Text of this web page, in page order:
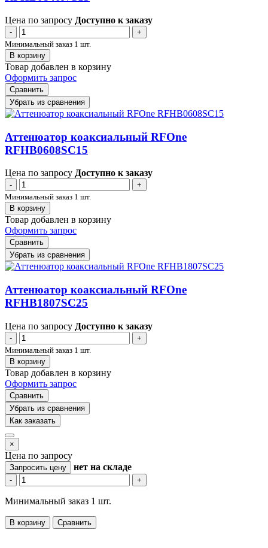
Цена по запросу Доступно к заказу
-
+
Минимальный заказ 1 шт.
В корзину
Товар добавлен в корзину
Оформить запрос
Сравнить
Убрать из сравнения
Аттенюатор коаксиальный RFOne
RFHB0608SC15
Цена по запросу Доступно к заказу
-
+
Минимальный заказ 1 шт.
В корзину
Товар добавлен в корзину
Оформить запрос
Сравнить
Убрать из сравнения
Аттенюатор коаксиальный RFOne
RFHB1807SC25
Цена по запросу Доступно к заказу
-
+
Минимальный заказ 1 шт.
В корзину
Товар добавлен в корзину
Оформить запрос
Сравнить
Убрать из сравнения
Как заказать
×
Цена по запросу
Запросить цену нет на складе
- +
Минимальный заказ 1 шт.
В корзину Сравнить